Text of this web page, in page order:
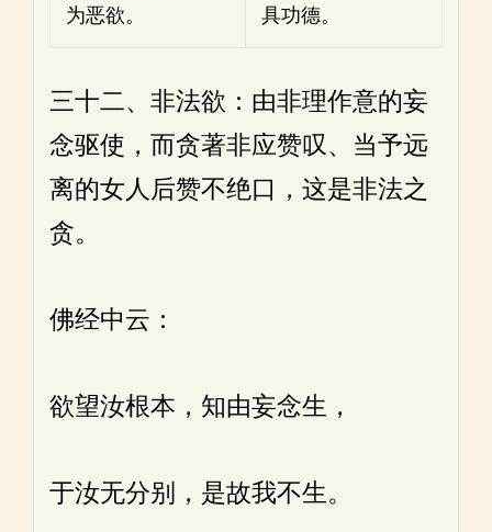
为恶欲。
具功德。
三十二、非法欲：由非理作意的妄
念驱使，而贪著非应赞叹、当予远
离的女人后赞不绝口，这是非法之
贪。
佛经中云：
欲望汝根本，知由妄念生，
于汝无分别，是故我不生。